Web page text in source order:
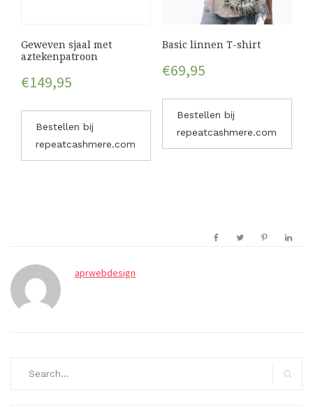
Geweven sjaal met
aztekenpatroon
€149,95
Bestellen bij
repeatcashmere.com
Basic linnen T-shirt
€69,95
Bestellen bij
repeatcashmere.com
aprwebdesign